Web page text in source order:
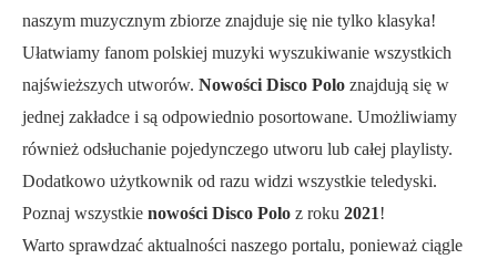
naszym muzycznym zbiorze znajduje się nie tylko klasyka!
Ułatwiamy fanom polskiej muzyki wyszukiwanie wszystkich
najświeższych utworów. Nowości Disco Polo znajdują się w
jednej zakładce i są odpowiednio posortowane. Umożliwiamy
również odsłuchanie pojedynczego utworu lub całej playlisty.
Dodatkowo użytkownik od razu widzi wszystkie teledyski.
Poznaj wszystkie nowości Disco Polo z roku 2021!
Warto sprawdzać aktualności naszego portalu, ponieważ ciągle